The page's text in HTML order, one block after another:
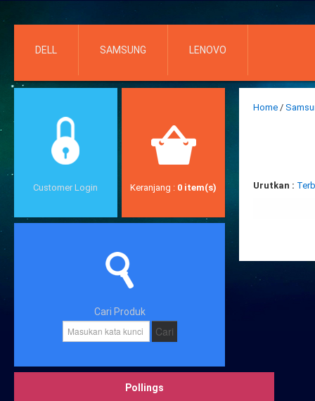
DELL SAMSUNG LENOVO
Customer Login Keranjang : 0 item(s)
Cari Produk
Kunci
Cari
Pollings
Home /
Urutkan :